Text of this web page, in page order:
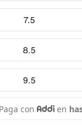
7.5
8.5
9.5